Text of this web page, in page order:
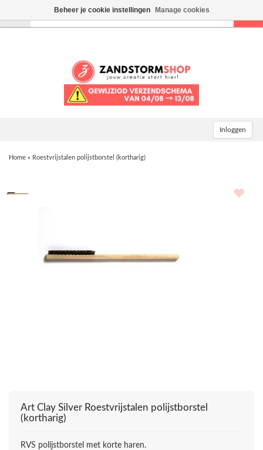
Inloggen
Home » Roestvrijstalen polijstborstel (kortharig)
Art Clay Silver Roestvrijstalen polijstborstel
(kortharig)
RVS polijstborstel met korte haren.
Beheer je cookie instellingen Manage cookies